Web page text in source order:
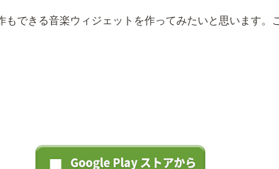
できる音楽ウィジェットを作ってみたいと思います